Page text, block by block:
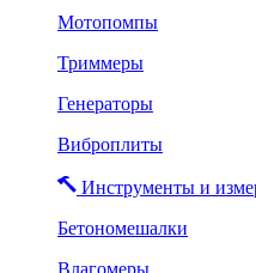
Мотопомпы
Триммеры
Генераторы
Виброплиты
Инструменты и
Бетономешалки
Влагомеры